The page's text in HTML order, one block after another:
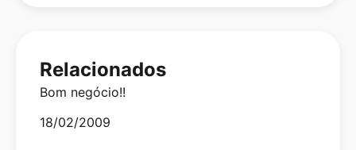
Relacionados
Bom negócio!!
Date
18/02/2009